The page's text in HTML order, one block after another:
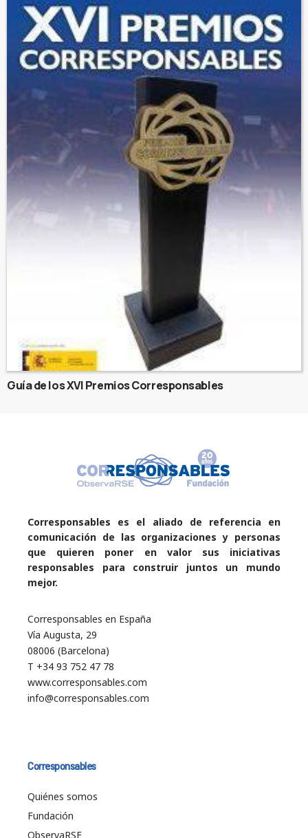
Guía de los XVI Premios Corresponsables
Corresponsables es el aliado de referencia en
comunicación de las organizaciones y personas
que quieren poner en valor sus iniciativas
responsables para construir juntos un mundo
mejor.
Corresponsables en España
Vía Augusta, 29
08006 (Barcelona)
T +34 93 752 47 78
www.corresponsables.com
info@corresponsables.com
Corresponsables
Quiénes somos
Fundación
ObservaRSE